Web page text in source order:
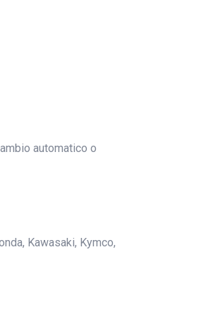
automatico o
Kawasaki, Kymco,